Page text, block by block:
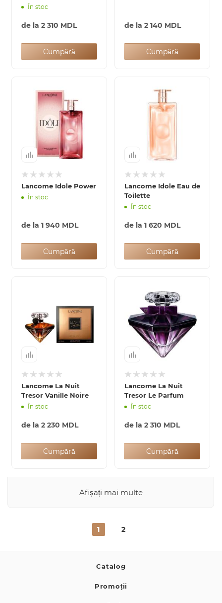
În stoc
de la 2 310 MDL
Cumpără
de la 2 140 MDL
Cumpără
Lancome Idole Power
În stoc
de la 1 940 MDL
Cumpără
Lancome Idole Eau de
Toilette
În stoc
de la 1 620 MDL
Cumpără
Lancome La Nuit
Tresor Vanille Noire
În stoc
de la 2 230 MDL
Cumpără
Lancome La Nuit
Tresor Le Parfum
În stoc
de la 2 310 MDL
Cumpără
Afișați mai multe
1 2
Catalog
Promoții